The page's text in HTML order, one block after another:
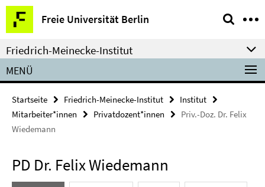
Springe
direkt
zu
Inhalt
Freie Universität Berlin
Service-
Navigation
Friedrich-Meinecke-Institut
MENÜ
Startseite Friedrich-Meinecke-Institut
Institut
Mitarbeiter*innen
Privatdozent*innen
Priv.-Doz. Dr. Felix
Wiedemann
PD Dr. Felix Wiedemann